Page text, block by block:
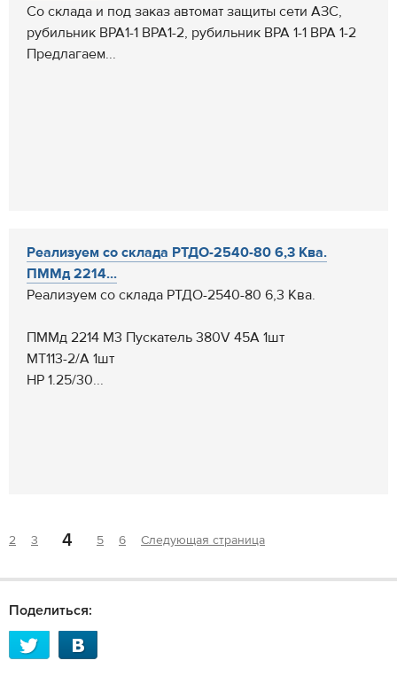
Со склада и под заказ автомат защиты сети АЗС,
рубильник ВРА1-1 ВРА1-2, рубильник ВРА 1-1 ВРА 1-2
Предлагаем...
Реализуем со склада РТДО-2540-80 6,3 Ква.
ПММд 2214...
Реализуем со склада РТДО-2540-80 6,3 Ква.
ПММд 2214 М3 Пускатель 380V 45А 1шт
МТ113-2/А 1шт
НР 1.25/30...
2 3 4 5 6 Следующая страница
Поделиться: